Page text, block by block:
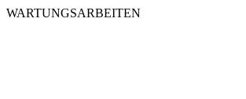
WARTUNGSARBEITEN